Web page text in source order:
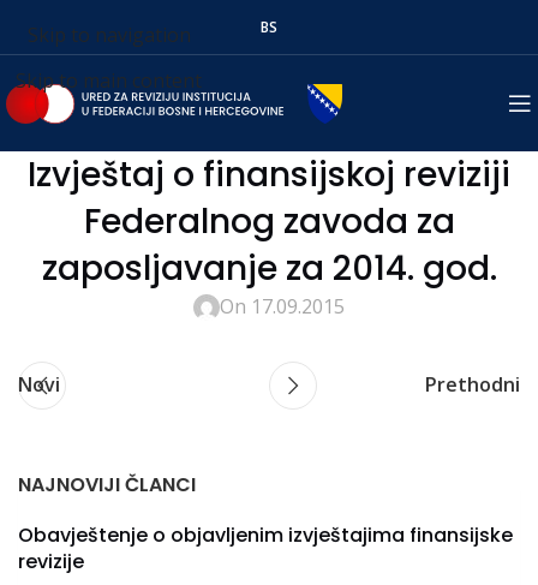
Skip to navigation
Skip to main content
BS
Izvještaj o finansijskoj reviziji
Federalnog zavoda za
zaposljavanje za 2014. god.
On 17.09.2015
Novi Prethodni
NAJNOVIJI ČLANCI
Obavještenje o objavljenim izvještajima finansijske
revizije